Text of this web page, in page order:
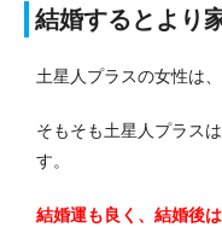
結婚するとより
土星人プラスの女性は
そもそも土星人プラス
す。
結婚運も良く、結婚後